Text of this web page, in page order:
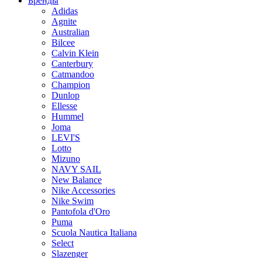
Adidas
Agnite
Australian
Bilcee
Calvin Klein
Canterbury
Catmandoo
Champion
Dunlop
Ellesse
Hummel
Joma
LEVI'S
Lotto
Mizuno
NAVY SAIL
New Balance
Nike Accessories
Nike Swim
Pantofola d'Oro
Puma
Scuola Nautica Italiana
Select
Slazenger